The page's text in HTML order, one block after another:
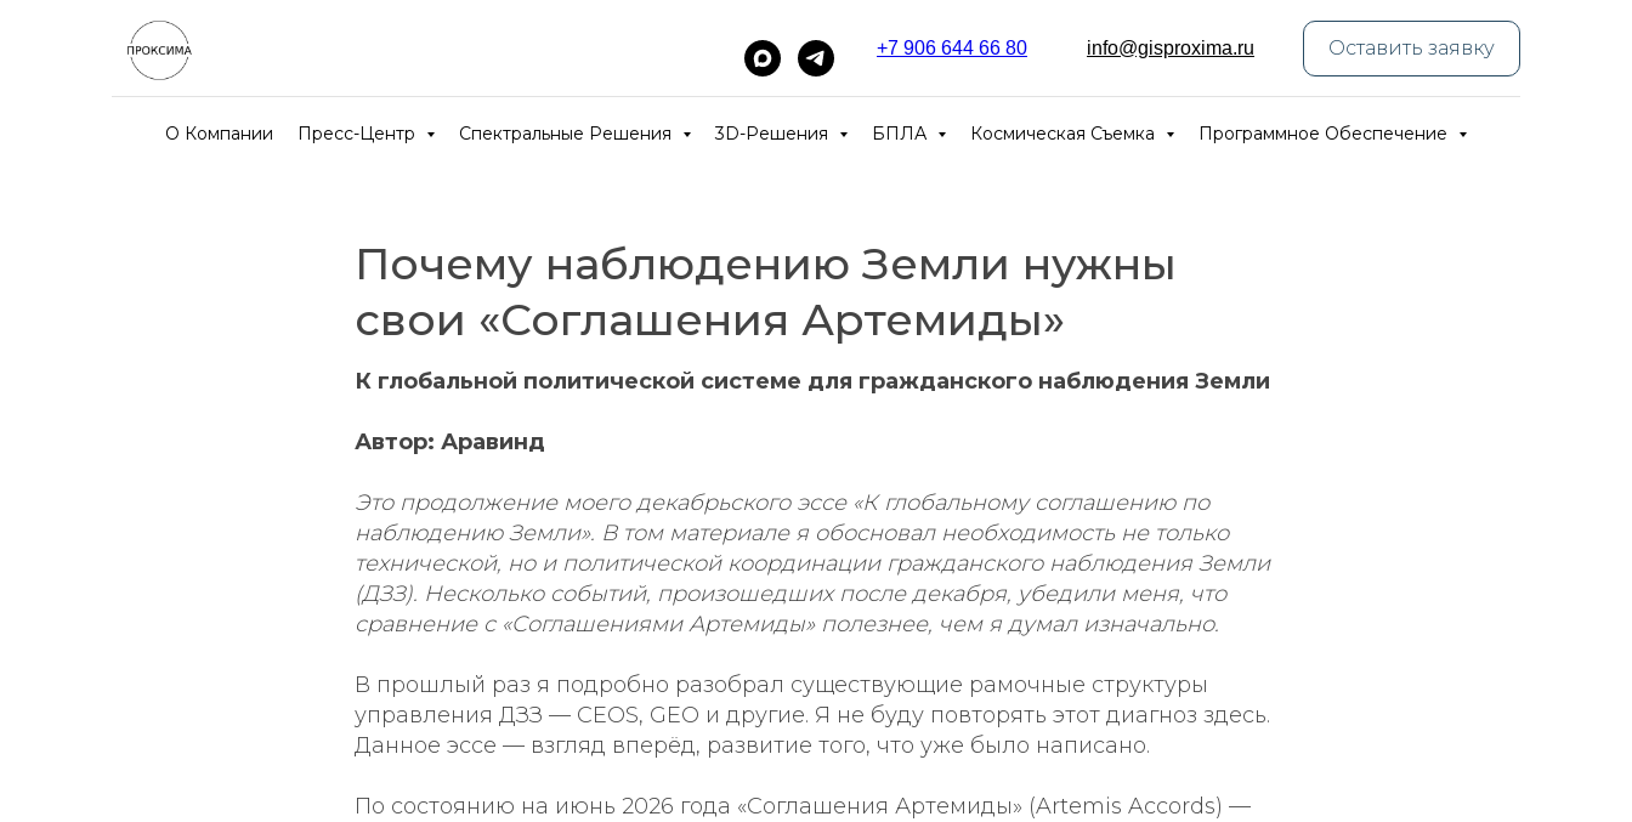
+7 906 644 66 80 info@gisproxima.ru Оставить заявку
О Компании Пресс-Центр Спектральные Решения 3D-Решения БПЛА Космическая Съемка Программное Обеспечение
Почему наблюдению Земли нужны
свои «Соглашения Артемиды»
К глобальной политической системе для гражданского наблюдения Земли
Автор: Аравинд
Это продолжение моего декабрьского эссе «К глобальному соглашению по
наблюдению Земли». В том материале я обосновал необходимость не только
технической, но и политической координации гражданского наблюдения Земли
(ДЗЗ). Несколько событий, произошедших после декабря, убедили меня, что
сравнение с «Соглашениями Артемиды» полезнее, чем я думал изначально.
В прошлый раз я подробно разобрал существующие рамочные структуры
управления ДЗЗ — CEOS, GEO и другие. Я не буду повторять этот диагноз здесь.
Данное эссе — взгляд вперёд, развитие того, что уже было написано.
По состоянию на июнь 2026 года «Соглашения Артемиды» (Artemis Accords) —